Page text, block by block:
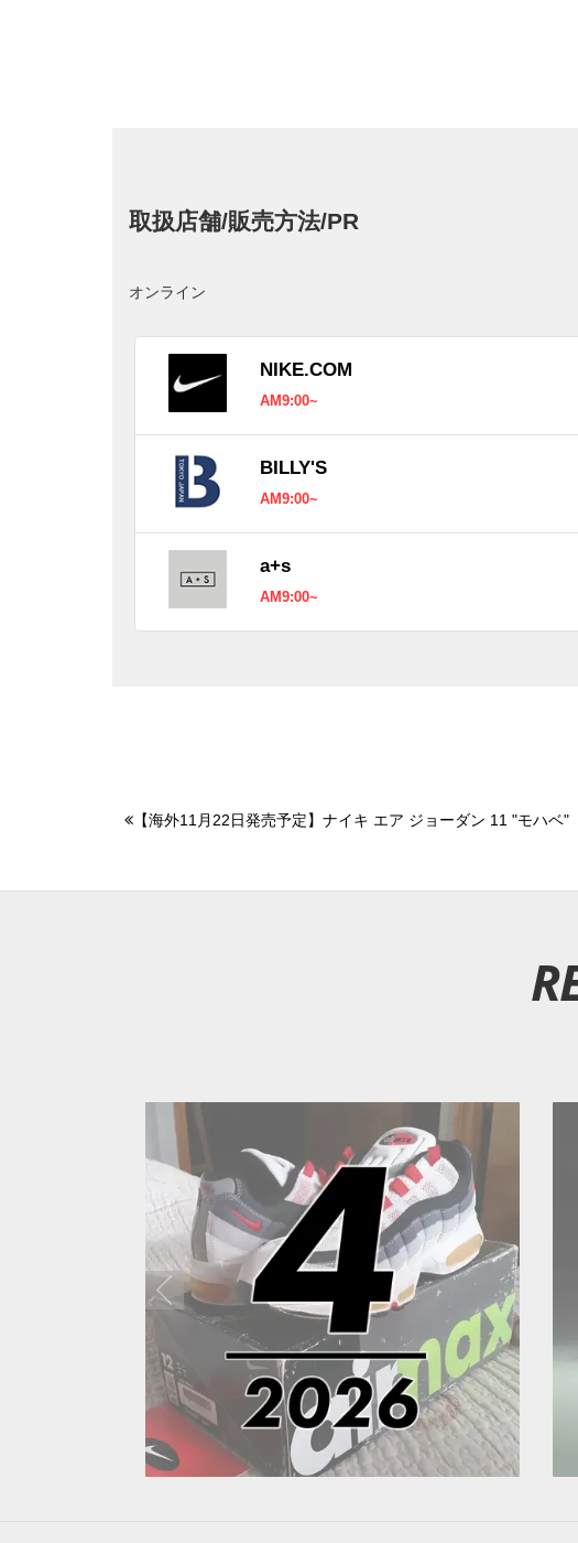
取扱店舗/販売方法/PR
オンライン
NIKE.COM
AM9:00~
BILLY'S
AM9:00~
a+s
AM9:00~
【海外11月22日発売予定】ナイキ エア ジョーダン 11 "モハベ"